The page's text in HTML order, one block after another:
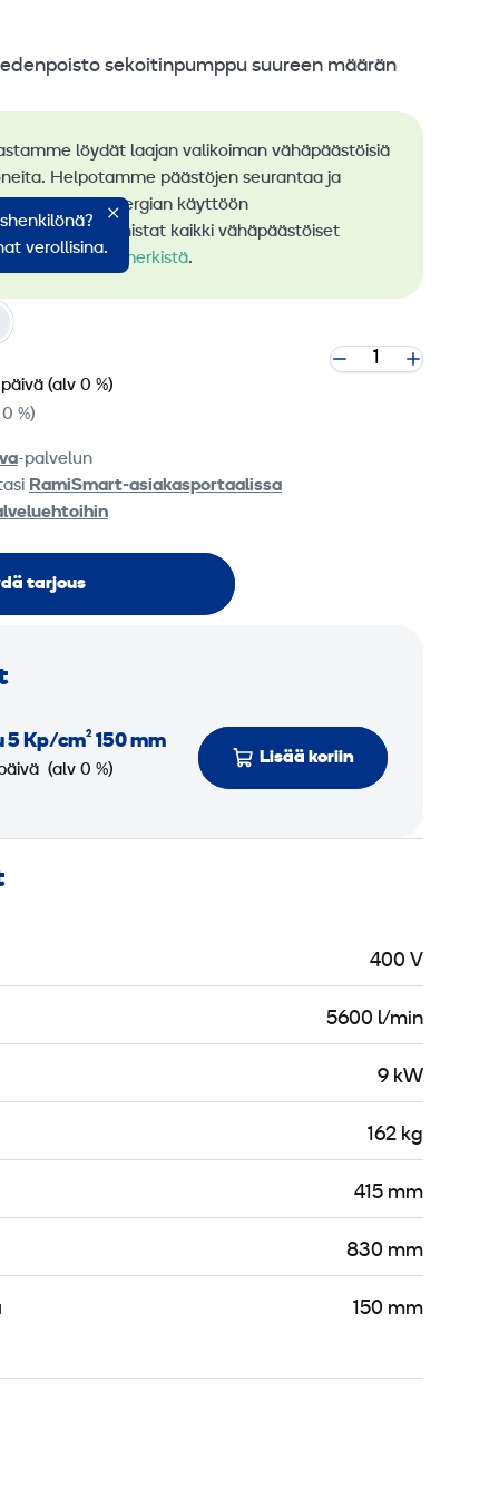
sekoitinpumppu suureen määrän
löydät laajan valikoiman vähäpäästöisiä
Helpotamme päästöjen seurantaa ja
uusiutuvan energian käyttöön
Tunnistat kaikki vähäpäästöiset
RamiGreen-merkistä.
verollisina.
(alv 0 %)
%)
-palvelun
RamiSmart-asiakasportaalissa
tarjous
5 Kp/cm² 150 mm
(alv 0 %)
Lisää koriin
400 V
5600 l/min
9 kW
162 kg
415 mm
830 mm
150 mm